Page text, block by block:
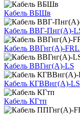
Кабель ВБШв
Кабель ВВГ-Пнг(А)-
Кабель ВВГнг(А)-
Кабель ВВГнг(А)-LS
Кабель КГВВнг(А)-LS
Кабель КГтп